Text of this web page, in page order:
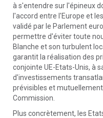
à s'entendre sur l'épineux
l'accord entre l'Europe et
validé par le Parlement
permettre d'éviter toute
Blanche et son turbulent
garantit la réalisation des
conjointe UE-Etats-Unis, à
d'investissements
prévisibles et
Commission.
Plus concrètement, les